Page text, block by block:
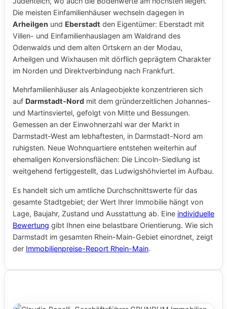
Die meisten Einfamilienhäuser wechseln dagegen in
Arheilgen und Eberstadt den Eigentümer: Eberstadt mit
Villen- und Einfamilienhauslagen am Waldrand des
Odenwalds und dem alten Ortskern an der Modau,
Arheilgen und Wixhausen mit dörflich geprägtem Charakter
im Norden und Direktverbindung nach Frankfurt.
Mehrfamilienhäuser als Anlageobjekte konzentrieren sich
auf Darmstadt-Nord mit dem gründerzeitlichen Johannes-
und Martinsviertel, gefolgt von Mitte und Bessungen.
Gemessen an der Einwohnerzahl war der Markt in
Darmstadt-West am lebhaftesten, in Darmstadt-Nord am
ruhigsten. Neue Wohnquartiere entstehen weiterhin auf
ehemaligen Konversionsflächen: Die Lincoln-Siedlung ist
weitgehend fertiggestellt, das Ludwigshöhviertel im Aufbau.
Es handelt sich um amtliche Durchschnittswerte für das
gesamte Stadtgebiet; der Wert Ihrer Immobilie hängt von
Lage, Baujahr, Zustand und Ausstattung ab. Eine individuelle
Bewertung gibt Ihnen eine belastbare Orientierung. Wie sich
Darmstadt im gesamten Rhein-Main-Gebiet einordnet, zeigt
der Immobilienpreise-Report Rhein-Main.